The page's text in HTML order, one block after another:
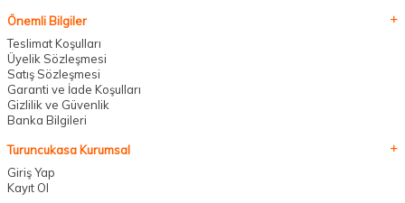
Önemli Bilgiler
Teslimat Koşulları
Üyelik Sözleşmesi
Satış Sözleşmesi
Garanti ve İade Koşulları
Gizlilik ve Güvenlik
Banka Bilgileri
Turuncukasa Kurumsal
Giriş Yap
Kayıt Ol